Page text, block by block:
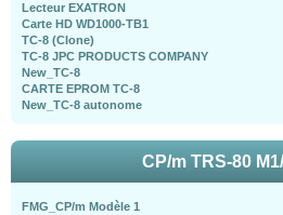
Lecteur EXATRON
Carte HD WD1000-TB1
TC-8 (Clone)
TC-8 JPC PRODUCTS COMPANY
New_TC-8
CARTE EPROM TC-8
New_TC-8 autonome
CP/m TRS-80
FMG_CP/m Modèle 1